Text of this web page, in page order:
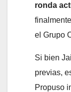
ronda
el Grupo
Si bien
previas,
Propuso